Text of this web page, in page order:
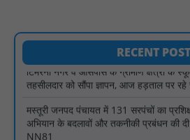
RECENT
टिमरनी नगर व आसपास के ग्रामीण क्षेत्रों के
तहसीलदार को सौंपा ज्ञापन, आज हड़ताल पर
मस्तूरी जनपद पंचायत में 131 सरपंचों का
अभियान के बदलावों और तकनीकी प्रबंधन की
NN81
हरिनगर में सीसी इंटरलॉकिंग सड़क निर्माण कार्य